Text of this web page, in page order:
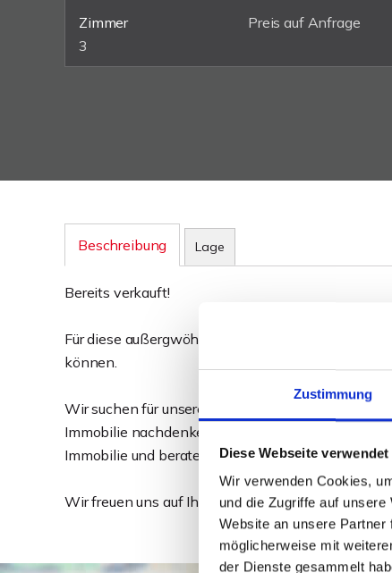
Zustimmung
Diese Webseite
Wir verwenden Cookies,
und die Zugriffe auf
Website an unsere
möglicherweise mit
der Dienste gesammelt
Zimmer
3
Preis auf Anfrage
Beschreibung Lage
Bereits verkauft!
Für diese außergwöhnliche Eigentumswohnung
können.
Wir suchen für unsere Kunden nach
Immobilie nachdenken, melden Sie sich bei uns.
Immobilie und beraten Sie hinsichtlich aktueller
Wir freuen uns auf Ihre Kontaktaufnahme!